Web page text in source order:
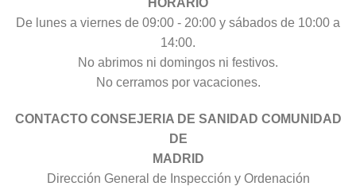
De lunes a viernes de 09:00 - 20:00 y sábados de 10:00 a
14:00.
No abrimos ni domingos ni festivos.
No cerramos por vacaciones.
CONTACTO CONSEJERIA DE SANIDAD COMUNIDAD
DE
MADRID
Dirección General de Inspección y Ordenación